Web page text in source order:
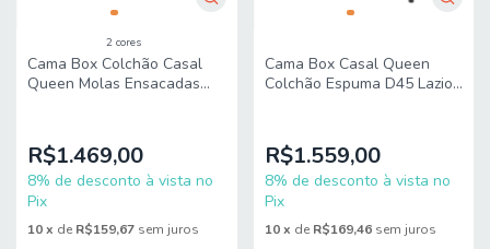
2 cores
Cama Box Colchão Casal
Queen Molas Ensacadas
R$1.469,00
8% de desconto à vista no
Pix
10x de R$159,67 sem juros
Cama Box Casal Queen
Colchão Espuma D45 Lazio
R$1.559,00
8% de desconto à vista no
Pix
10 x de R$169,46 sem juros